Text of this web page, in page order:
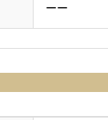
ーー